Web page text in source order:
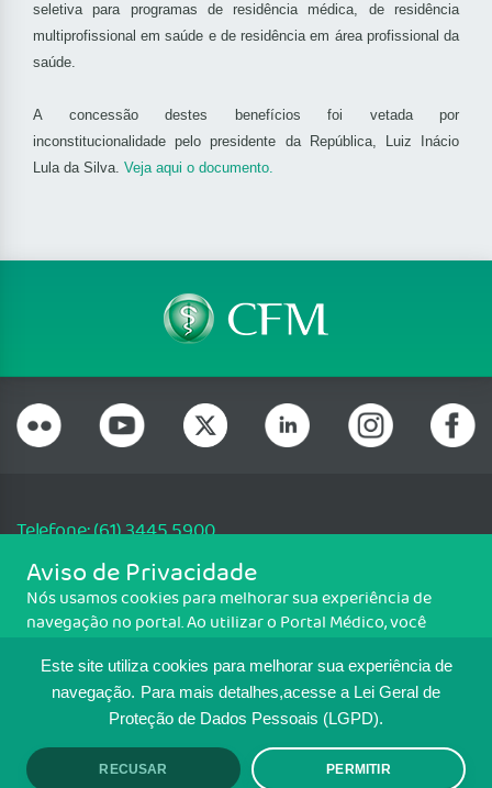
Este site utiliza cookies para melhorar sua experiência de
navegação. Para mais detalhes,acesse a Lei Geral de
Proteção de Dados Pessoais (LGPD).
RECUSAR PERMITIR
seletiva para programas de residência médica, de residência
multiprofissional em saúde e de residência em área profissional da
saúde.
A concessão destes benefícios foi vetada por
inconstitucionalidade pelo presidente da República, Luiz Inácio
Lula da Silva. Veja aqui o documento.
Telefone: (61) 3445 5900
Email: cfm@portalmedico.org.br
SGAS 616, Conjunto D, Lote 115, L2 Sul, Brasília/DF - CEP: 70200-760 -
CNPJ: 33.583.550/0001-30
MAPA DO SITE
TRANSPARÊNCIA E PRESTAÇÃO DE
CONTAS
Aviso de Privacidade
Nós usamos cookies para melhorar sua experiência de
navegação no portal. Ao utilizar o Portal Médico, você
Para ter mais informações sobre como isso é feito, acesse
Política de cookies. Se você concorda, clique em ACEITO.